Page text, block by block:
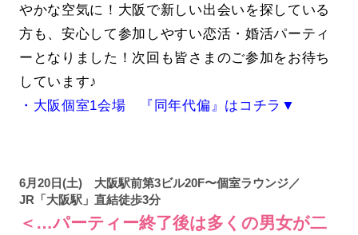
やかな空気に！大阪で新しい出会いを探している
方も、安心して参加しやすい恋活・婚活パーティ
ーとなりました！次回も皆さまのご参加をお待ち
しています♪
・大阪個室1会場 『同年代偏』はコチラ▼
6月20日(土) 大阪駅前第3ビル20F〜個室ラウンジ／
JR「大阪駅」直結徒歩3分
＜…パーティー終了後は多くの男女が二